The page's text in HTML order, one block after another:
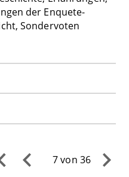
der Enquete-
Sondervoten
7 von 36